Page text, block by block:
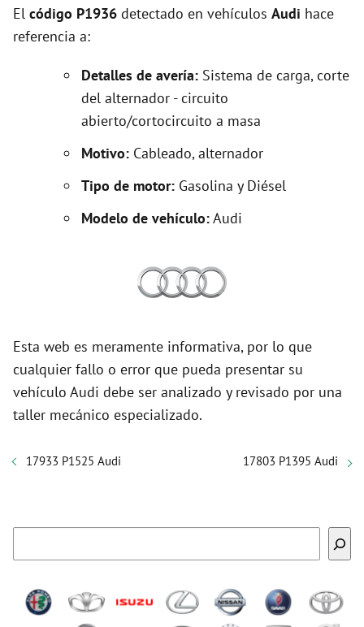
El código P1936 detectado en vehículos Audi hace
referencia a:
Detalles de avería: Sistema de carga, corte
del alternador - circuito
abierto/cortocircuito a masa
Motivo: Cableado, alternador
Tipo de motor: Gasolina y Diésel
Modelo de vehículo:Audi
Esta web es meramente informativa, por lo que
cualquier fallo o error que pueda presentar su
vehículo Audi debe ser analizado y revisado por una
taller mecánico especializado.
17933 P1525 Audi 17803 P1395 Audi